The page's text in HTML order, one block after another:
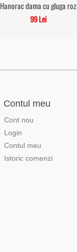
Hanorac dama cu gluga roz
99 Lei
Contul meu
Cont nou
Login
Contul meu
Istoric comenzi